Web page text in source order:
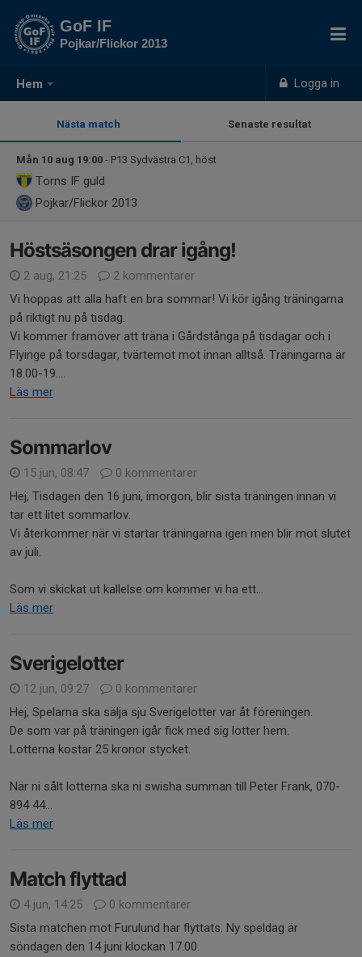
Hem Logga in
GoF IF
Pojkar/Flickor 2013
Nästa match Senaste resultat
Mån 10 aug 19:00 - P13 Sydvästra C1, höst
Torns IF guld
Pojkar/Flickor 2013
Höstsäsongen drar igång!
2 aug, 21:25
2 kommentarer
Vi hoppas att alla haft en bra sommar! Vi kör igång träningarna
på riktigt nu på tisdag.
Vi kommer framöver att träna i Gårdstånga på tisdagar och i
Flyinge på torsdagar, tvärtemot mot innan alltså. Träningarna är
18.00-19....
Läs mer
Sommarlov
15 jun, 08:47
0 kommentarer
Hej, Tisdagen den 16 juni, imorgon, blir sista träningen innan vi
tar ett litet sommarlov.
Vi återkommer när vi startar träningarna igen men blir mot slutet
av juli.
Som vi skickat ut kallelse om kommer vi ha ett...
Läs mer
Sverigelotter
12 jun, 09:27
0 kommentarer
Hej, Spelarna ska sälja sju Sverigelotter var åt föreningen.
De som var på träningen igår fick med sig lotter hem.
Lotterna kostar 25 kronor stycket.
När ni sålt lotterna ska ni swisha summan till Peter Frank, 070-
894 44...
Läs mer
Match flyttad
4 jun, 14:25
0 kommentarer
Sista matchen mot Furulund har flyttats. Ny speldag är
söndagen den 14 juni klockan 17.00.